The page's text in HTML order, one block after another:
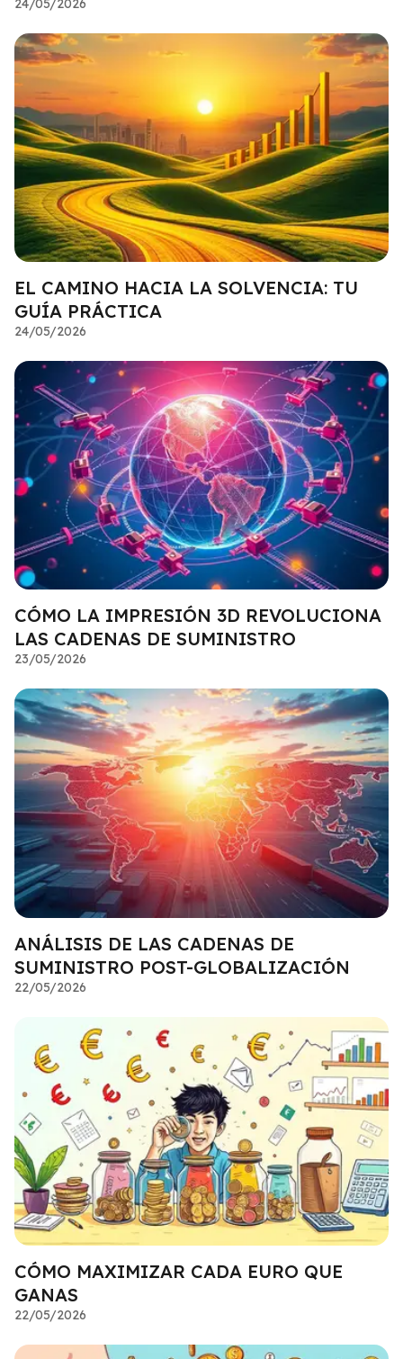
24/05/2026
EL CAMINO HACIA LA SOLVENCIA: TU
GUÍA PRÁCTICA
24/05/2026
CÓMO LA IMPRESIÓN 3D REVOLUCIONA
LAS CADENAS DE SUMINISTRO
23/05/2026
ANÁLISIS DE LAS CADENAS DE
SUMINISTRO POST-GLOBALIZACIÓN
22/05/2026
CÓMO MAXIMIZAR CADA EURO QUE
GANAS
22/05/2026